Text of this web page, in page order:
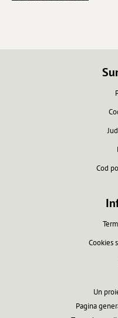
Cod
Cookies
Un
Pagina